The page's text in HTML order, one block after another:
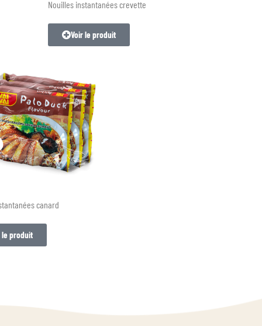
Nouilles instantanées crevette
Voir le produit
canard
le produit